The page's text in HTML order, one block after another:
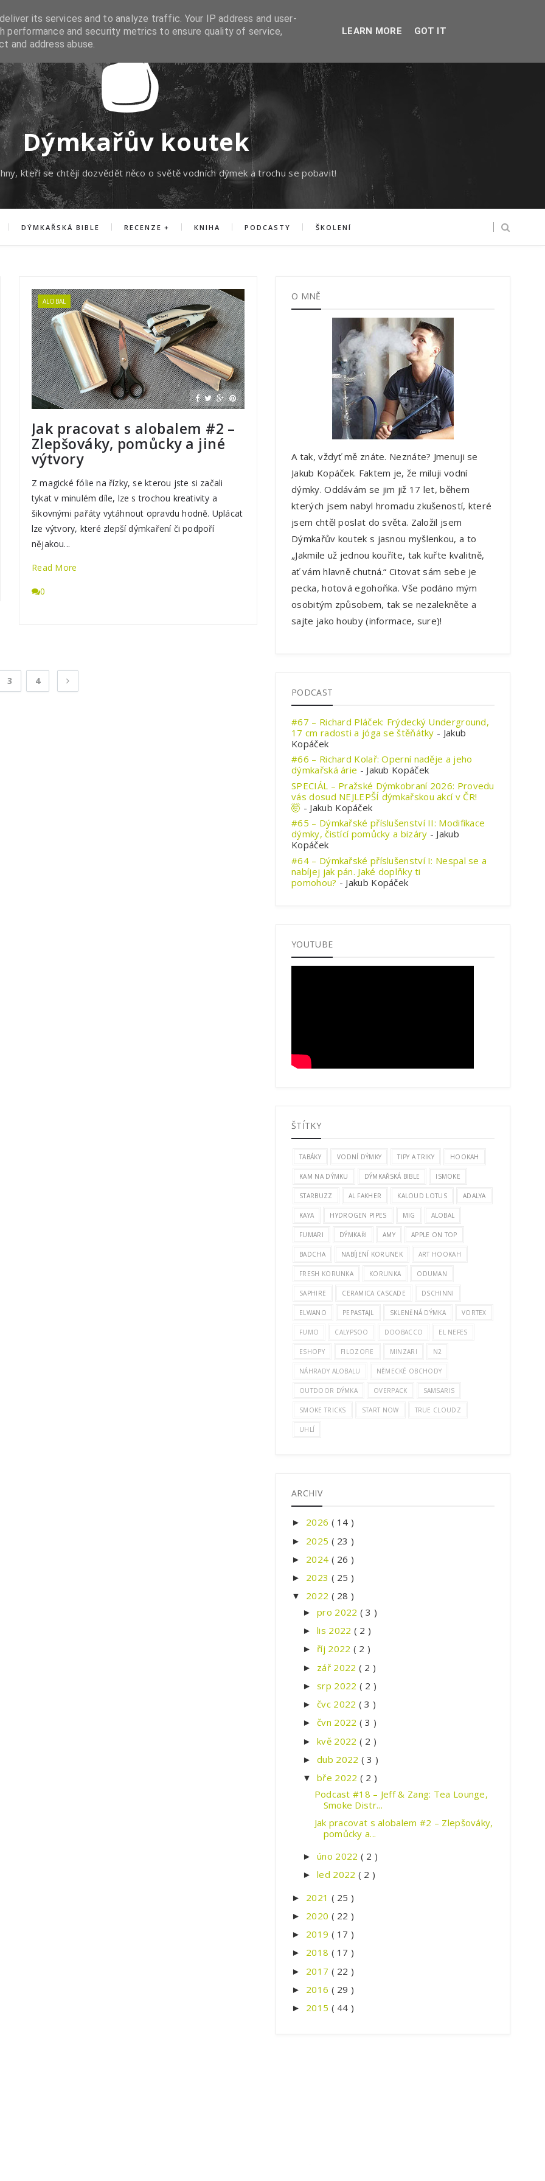
Dýmkařův koutek
kteří se chtějí dozvědět něco o světě vodních dýmek a trochu se pobavit!
DÝMKAŘSKÁ BIBLE RECENZE KNIHA PODCASTY ŠKOLENÍ
Jak pracovat s alobalem #2 –
Zlepšováky, pomůcky a jiné
výtvory
Z magické fólie na řízky, se kterou jste si začali
tykat v minulém díle, lze s trochou kreativity a
šikovnými pařáty vytáhnout opravdu hodně. Uplácat
lze výtvory, které zlepší dýmkaření či podpoří
nějakou...
Read More
0
ALOBAL
3 4
O MNĚ
A tak, vždyť mě znáte. Neznáte? Jmenuji se
Jakub Kopáček. Faktem je, že miluji vodní
dýmky. Oddávám se jim již 17 let, během
kterých jsem nabyl hromadu zkušeností, které
jsem chtěl poslat do světa. Založil jsem
Dýmkařův koutek s jasnou myšlenkou, a to
„Jakmile už jednou kouříte, tak kuřte kvalitně,
ať vám hlavně chutná.“ Citovat sám sebe je
pecka, hotová egohoňka. Vše podáno mým
osobitým způsobem, tak se nezalekněte a
sajte jako houby (informace, sure)!
PODCAST
#67 – Richard Pláček: Frýdecký Underground,
17 cm radosti a jóga se štěňátky - Jakub
Kopáček
#66 – Richard Kolař: Operní naděje a jeho
dýmkařská árie - Jakub Kopáček
SPECIÁL – Pražské Dýmkobraní 2026: Provedu
vás dosud NEJLEPŠÍ dýmkařskou akcí v ČR!
🤯 - Jakub Kopáček
#65 – Dýmkařské příslušenství II: Modifikace
dýmky, čistící pomůcky a bizáry - Jakub
Kopáček
#64 – Dýmkařské příslušenství I: Nespal se a
nabíjej jak pán. Jaké doplňky ti
pomohou? - Jakub Kopáček
YOUTUBE
ŠTÍTKY
TABÁKY VODNÍ DÝMKY TIPY A TRIKY HOOKAH
KAM NA DÝMKU DÝMKAŘSKÁ BIBLE ISMOKE
STARBUZZ AL FAKHER KALOUD LOTUS ADALYA
KAYA HYDROGEN PIPES MIG ALOBAL
FUMARI DÝMKAŘI AMY APPLE ON TOP
BADCHA NABÍJENÍ KORUNEK ART HOOKAH
FRESH KORUNKA KORUNKA ODUMAN
SAPHIRE CERAMICA CASCADE DSCHINNI
ELWANO PEPASTAJL SKLENĚNÁ DÝMKA VORTEX
FUMO CALYPSOO DOOBACCO EL NEFES
ESHOPY FILOZOFIE MINZARI N2
NÁHRADY ALOBALU NĚMECKÉ OBCHODY
OUTDOOR DÝMKA OVERPACK SAMSARIS
SMOKE TRICKS START NOW TRUE CLOUDZ
UHLÍ
ARCHIV
► 2026 ( 14 )
► 2025 ( 23 )
► 2024 ( 26 )
► 2023 ( 25 )
▼ 2022 ( 28 )
►pro 2022 ( 3 )
►lis 2022 ( 2 )
► říj 2022 ( 2 )
► zář 2022 ( 2 )
►srp 2022 ( 2 )
►čvc 2022 ( 3 )
►čvn 2022 ( 3 )
►kvě 2022 ( 2 )
►dub 2022 ( 3 )
▼bře 2022 ( 2 )
Podcast #18 – Jeff & Zang: Tea Lounge,
Smoke Distr...
Jak pracovat s alobalem #2 – Zlepšováky,
pomůcky a...
►úno 2022 ( 2 )
►led 2022 ( 2 )
► 2021 ( 25 )
► 2020 ( 22 )
► 2019 ( 17 )
► 2018 ( 17 )
► 2017 ( 22 )
► 2016 ( 29 )
► 2015 ( 44 )
its services and to analyze traffic. Your IP address and user-
performance and security metrics to ensure quality of service,
and address abuse.
LEARN MORE GOT IT